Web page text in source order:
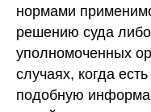
нормами
решению суда
уполномоченных
случаях, когда
подобную